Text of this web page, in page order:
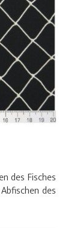
des Fisches
des